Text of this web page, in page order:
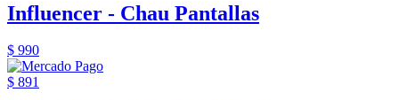
Influencer - Chau Pantallas
$ 990
$ 891